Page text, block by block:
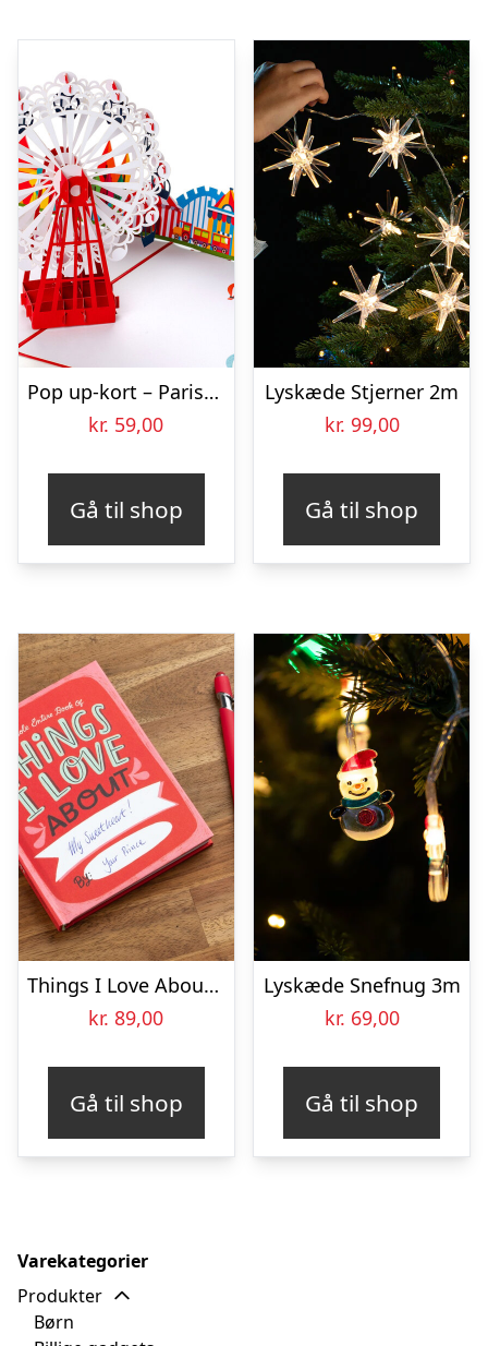
Pop up-kort – Pariserhjul
kr. 59,00
Gå til shop
Lyskæde Stjerner 2m
kr. 99,00
Gå til shop
Things I Love About You Udfyld-selv-bog
kr. 89,00
Gå til shop
Lyskæde Snefnug 3m
kr. 69,00
Gå til shop
Varekategorier
Produkter
Børn